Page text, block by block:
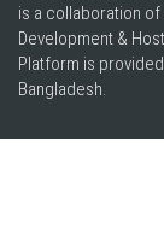
is a collaboration of
Development &
Platform is
Bangladesh.